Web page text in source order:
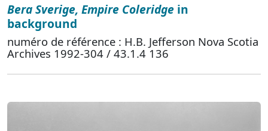
Bera Sverige, Empire Coleridge in
background
numéro de référence : H.B. Jefferson Nova Scotia
Archives 1992-304 / 43.1.4 136